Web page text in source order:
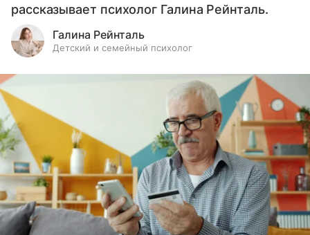
рассказывает психолог Галина Рейнталь.
Галина Рейнталь
Детский и семейный психолог